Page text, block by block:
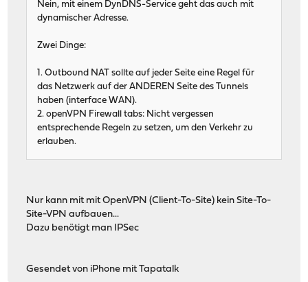
Nein, mit einem DynDNS-Service geht das auch mit
dynamischer Adresse.
Zwei Dinge:
1. Outbound NAT sollte auf jeder Seite eine Regel für
das Netzwerk auf der ANDEREN Seite des Tunnels
haben (interface WAN).
2. openVPN Firewall tabs: Nicht vergessen
entsprechende Regeln zu setzen, um den Verkehr zu
erlauben.
Nur kann mit mit OpenVPN (Client-To-Site) kein Site-To-
Site-VPN aufbauen...
Dazu benötigt man IPSec
Gesendet von iPhone mit Tapatalk